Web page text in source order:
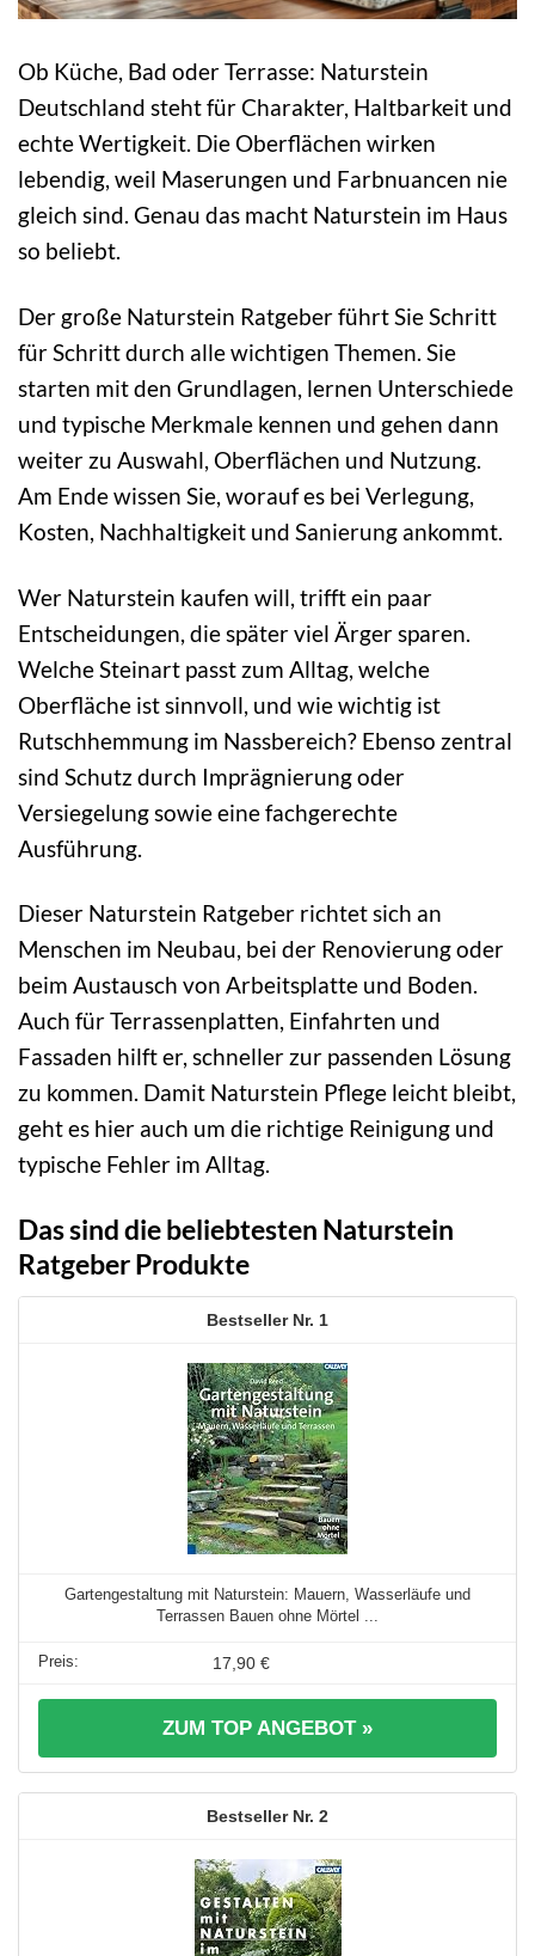
Ob Küche, Bad oder Terrasse: Naturstein
Deutschland steht für Charakter, Haltbarkeit und
echte Wertigkeit. Die Oberflächen wirken
lebendig, weil Maserungen und Farbnuancen nie
gleich sind. Genau das macht Naturstein im Haus
so beliebt.
Der große Naturstein Ratgeber führt Sie Schritt
für Schritt durch alle wichtigen Themen. Sie
starten mit den Grundlagen, lernen Unterschiede
und typische Merkmale kennen und gehen dann
weiter zu Auswahl, Oberflächen und Nutzung.
Am Ende wissen Sie, worauf es bei Verlegung,
Kosten, Nachhaltigkeit und Sanierung ankommt.
Wer Naturstein kaufen will, trifft ein paar
Entscheidungen, die später viel Ärger sparen.
Welche Steinart passt zum Alltag, welche
Oberfläche ist sinnvoll, und wie wichtig ist
Rutschhemmung im Nassbereich? Ebenso zentral
sind Schutz durch Imprägnierung oder
Versiegelung sowie eine fachgerechte
Ausführung.
Dieser Naturstein Ratgeber richtet sich an
Menschen im Neubau, bei der Renovierung oder
beim Austausch von Arbeitsplatte und Boden.
Auch für Terrassenplatten, Einfahrten und
Fassaden hilft er, schneller zur passenden Lösung
zu kommen. Damit Naturstein Pflege leicht bleibt,
geht es hier auch um die richtige Reinigung und
typische Fehler im Alltag.
Das sind die beliebtesten Naturstein
Ratgeber Produkte
1
Gartengestaltung mit Naturstein: Mauern, Wasserläufe und
Terrassen Bauen ohne Mörtel ...
17,90 €
ZUM TOP ANGEBOT »
2